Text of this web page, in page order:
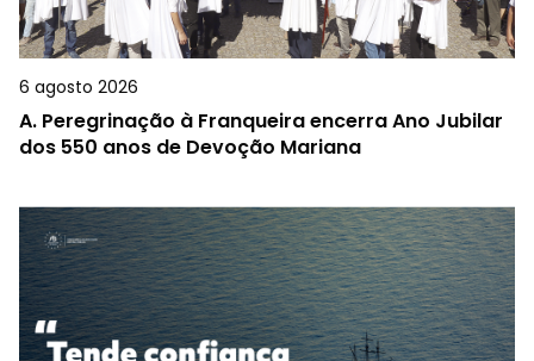
6 agosto 2026
A. Peregrinação à Franqueira encerra Ano Jubilar
dos 550 anos de Devoção Mariana